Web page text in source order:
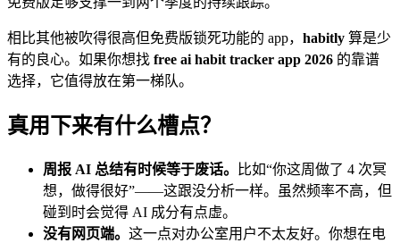
相比其他被吹得很高但免费版锁死功能的 app， habitly 算是少
有的良心。如果你想找 free ai habit tracker app 2026 的靠谱
选择，它值得放在第一梯队。
真用下来有什么槽点？
周报 AI 总结有时候等于废话。
比如“你这周做了 4 次冥
想，做得很好”——这跟没分析一样。虽然频率不高，但
碰到时会觉得 AI 成分有点虚。
没有网页端。 这一点对办公室用户不太友好。你想在电